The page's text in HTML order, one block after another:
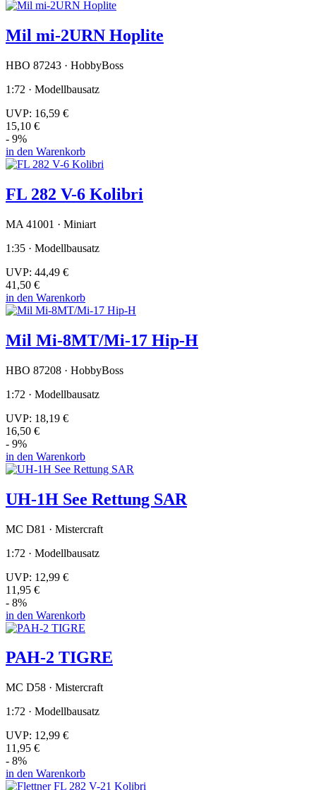
Mil mi-2URN Hoplite
HBO 87243 · HobbyBoss
1:72 · Modellbausatz
UVP: 16,59 €
15,10 €
- 9%
in den Warenkorb
FL 282 V-6 Kolibri
MA 41001 · Miniart
1:35 · Modellbausatz
UVP: 44,49 €
41,50 €
in den Warenkorb
Mil Mi-8MT/Mi-17 Hip-H
HBO 87208 · HobbyBoss
1:72 · Modellbausatz
UVP: 18,19 €
16,50 €
- 9%
in den Warenkorb
UH-1H See Rettung SAR
MC D81 · Mistercraft
1:72 · Modellbausatz
UVP: 12,99 €
11,95 €
- 8%
in den Warenkorb
PAH-2 TIGRE
MC D58 · Mistercraft
1:72 · Modellbausatz
UVP: 12,99 €
11,95 €
- 8%
in den Warenkorb